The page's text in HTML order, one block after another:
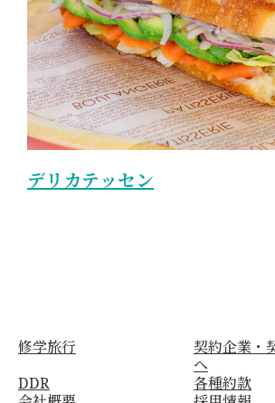
デリカテッセン
修学旅行
契約企業・
へ
DDR
各種約款